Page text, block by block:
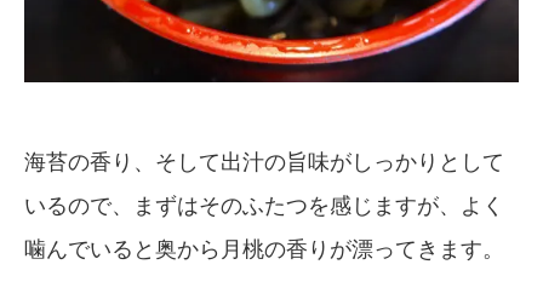
海苔の香り、そして出汁の旨味がしっかりとして
いるので、まずはそのふたつを感じますが、よく
噛んでいると奥から月桃の香りが漂ってきます。